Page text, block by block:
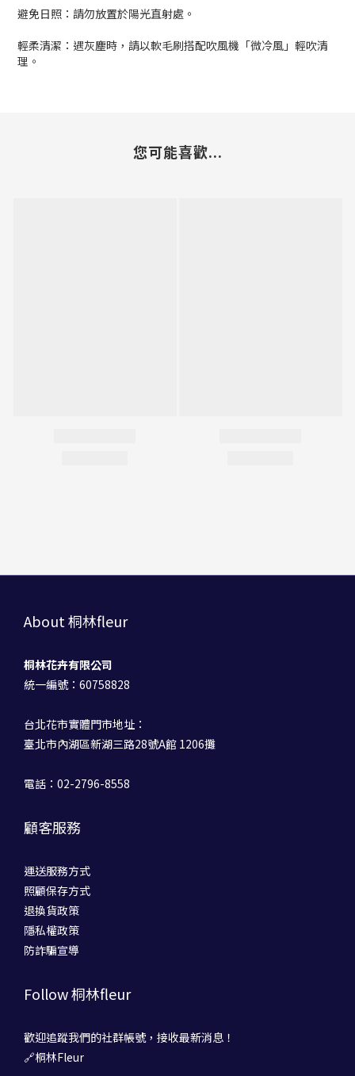
避免日照：請勿放置於陽光直射處。
輕柔清潔：遇灰塵時，請以軟毛刷搭配吹風機「微冷風」輕吹清
理。
您可能喜歡...
About 桐林fleur
桐林花卉有限公司
統一編號：60758828
台北花市實體門市地址：
臺北市內湖區新湖三路28號A館 1206攤
電話：02-2796-8558
顧客服務
運送服務方式
照顧保存方式
退換貨政策
隱私權政策
防詐騙宣導
Follow 桐林fleur
歡迎追蹤我們的社群帳號，接收最新消息！
🔗桐林Fleur